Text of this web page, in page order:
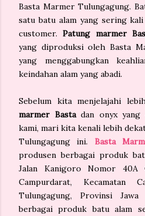
Basta Marmer Tulungagung.
satu batu alam yang sering
customer.Patung marmer
yang diproduksi oleh Basta
yang menggabungkan
keindahan alam yang abadi.
Sebelum kita menjelajahi
marmer Bastadan onyx yang
kami, mari kita kenali lebih
Tulungagung ini. Basta
produsen berbagai produk
Jalan Kanigoro Nomor 40A
Campurdarat, Kecamatan
Tulungagung, Provinsi
berbagai produk batu alam